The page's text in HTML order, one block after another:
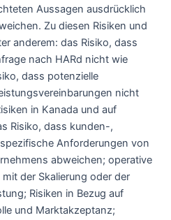
Aussagen ausdrücklich
Zu diesen Risiken und
anderem: das Risiko, dass
nach HARd nicht wie
dass potenzielle
nicht
in Kanada und auf
Risiko, dass kunden-,
Anforderungen von
abweichen; operative
der Skalierung oder der
Risiken in Bezug auf
und Marktakzeptanz;